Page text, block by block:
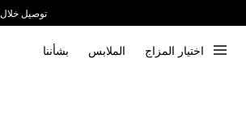
توصيل خلال 7 أيام إلى جميع دول الخليج
اختيار المزاج الملابس بشأننا